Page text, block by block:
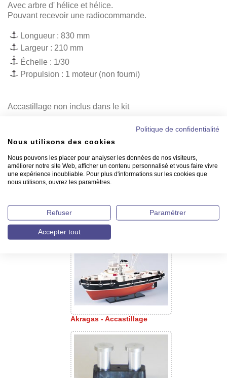
Avec arbre d' hélice et hélice.
Pouvant recevoir une radiocommande.
Longueur : 830 mm
Largeur : 210 mm
Échelle : 1/30
Propulsion : 1 moteur (non fourni)
Accastillage non inclus dans le kit
sous la réf. 18.ACC_AKRAGAS
Livré sanscolle, sanspeinture
Sans support de présentation
Retour Rubrique
New Cap Maquettes
vous recommande
Akragas - Accastillage
Politique de confidentialité
Nous utilisons des cookies
Nous pouvons les placer pour analyser les données de nos visiteurs,
améliorer notre site Web, afficher un contenu personnalisé et vous faire vivre
une expérience inoubliable. Pour plus d'informations sur les cookies que
nous utilisons, ouvrez les paramètres.
Refuser Paramétrer
Accepter tout